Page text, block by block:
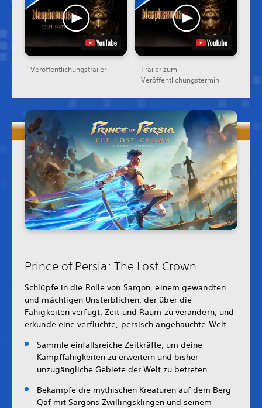
Veröffentlichungstrailer
Trailer zum
Veröffentlichungstermin
Prince of Persia: The Lost Crown
Schlüpfe in die Rolle von Sargon, einem gewandten
und mächtigen Unsterblichen, der über die
Fähigkeiten verfügt, Zeit und Raum zu verändern, und
erkunde eine verfluchte, persisch angehauchte Welt.
Sammle einfallsreiche Zeitkräfte, um deine
Kampffähigkeiten zu erweitern und bisher
unzugängliche Gebiete der Welt zu betreten.
Bekämpfe die mythischen Kreaturen auf dem Berg
Qaf mit Sargons Zwillingsklingen und seinem